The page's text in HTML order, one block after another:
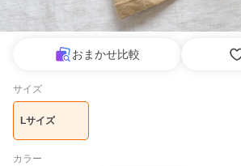
おまかせ比較
サイズ
Lサイズ
カラー